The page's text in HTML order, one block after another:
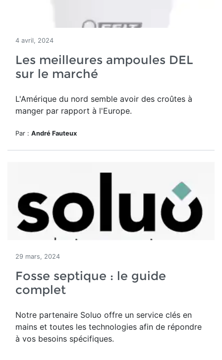
4 avril, 2024
Les meilleures ampoules DEL
sur le marché
L'Amérique du nord semble avoir des croûtes à
manger par rapport à l'Europe.
Par : André Fauteux
29 mars, 2024
Fosse septique : le guide
complet
Notre partenaire Soluo offre un service clés en
mains et toutes les technologies afin de répondre
à vos besoins spécifiques.